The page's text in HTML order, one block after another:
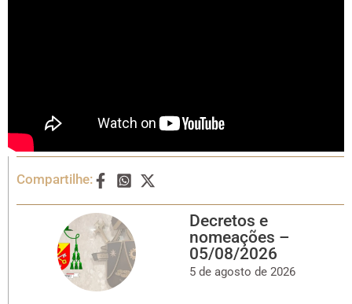
Compartilhe:
Decretos e
nomeações –
05/08/2026
5 de agosto de 2026